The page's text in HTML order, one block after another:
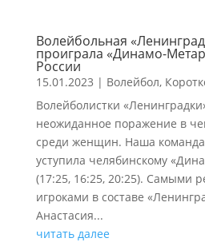
Волейбольная
проиграла «Динамо-
России
15.01.2023 | Волейбол,
Волейболистки
неожиданное поражение в
среди женщин. Наша команда
уступила челябинскому
(17:25, 16:25, 20:25). Самыми
игроками в составе
Анастасия...
читать далее